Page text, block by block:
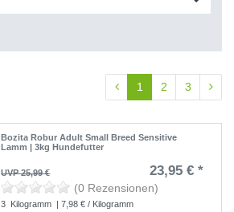
1 2 3
Bozita Robur Adult Small Breed Sensitive
Lamm | 3kg Hundefutter
UVP 25,99 € 23,95 € *
(0 Rezensionen)
3 Kilogramm | 7,98 € / Kilogramm